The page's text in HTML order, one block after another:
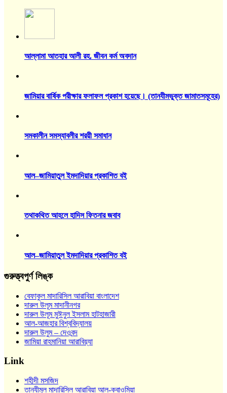
আল্লামা আতহার আলী রহ. জীবন কর্ম অবদান
জামিয়ার বার্ষিক পরীক্ষার ফলাফল প্রকাশ হয়েছে। (তানযীমভুক্ত জামাতসমূহের)
সমকালীন সমস্যাবলীর শরয়ী সমাধান
আল–জামিয়াতুল ইমদাদিয়ার প্রকাশিত বই
তথাকথিত আহলে হাদিস ফিতনার জবাব
আল–জামিয়াতুল ইমদাদিয়ার প্রকাশিত বই
গুরুত্ত্বপুর্ণ লিঙ্ক
বেফাকুল মাদারিসিল আরাবিয়া বাংলাদেশ
দারুল উলূম মাদানীনগর
দারুল উলূম মুঈনুল ইসলাম হাটহাজারী
আল-আজহার বিশ্ববিদ্যালয়
দারুল উলুম – দেওবন্দ
জামিয়া রাহমানিয়া আরাবিয়্যা
Link
শহীদী মসজিদ
তানযীমুল মাদারিসিল আরাবিয়া আল-ক্বাওমিয়া